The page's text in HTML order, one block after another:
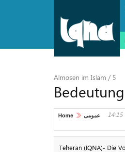
Almosen im Islam / 5
Home عمومی
Teheran (IQNA)- Die